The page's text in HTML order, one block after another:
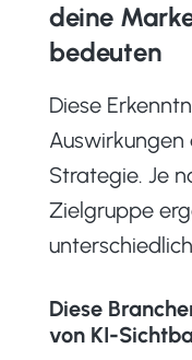
deine
bedeuten
Diese
Strategie. Je
Zielgruppe
Diese
von KI-